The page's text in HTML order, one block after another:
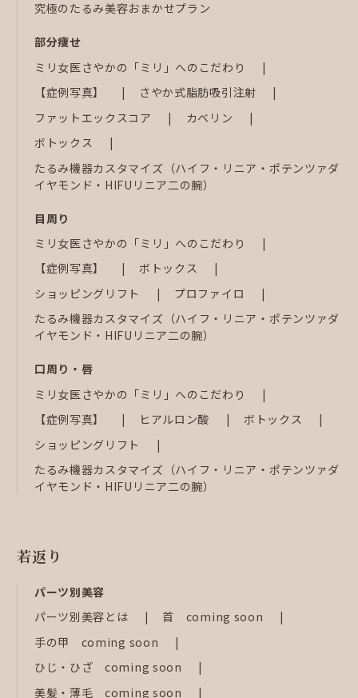
究極のたるみ美容おまかせプラン
部分痩せ
ミリ女医さやかの「ミリ」へのこだわり
【症例写真】
さやか式脂肪吸引注射
ファットエックスコア
カベリン
ボトックス
たるみ機器カスタマイズ（ハイフ・リニア・ポテンツァダ
イヤモンド・HIFUリニア二の腕）
目周り
ミリ女医さやかの「ミリ」へのこだわり
【症例写真】
ボトックス
ショッピングリフト
プロファイロ
たるみ機器カスタマイズ（ハイフ・リニア・ポテンツァダ
イヤモンド・HIFUリニア二の腕）
口周り・唇
ミリ女医さやかの「ミリ」へのこだわり
【症例写真】
ヒアルロン酸
ボトックス
ショッピングリフト
たるみ機器カスタマイズ（ハイフ・リニア・ポテンツァダ
イヤモンド・HIFUリニア二の腕）
若返り
パーツ別美容
パーツ別美容とは
首 coming soon
手の甲 coming soon
ひじ・ひざ coming soon
美髪・薄毛 coming soon